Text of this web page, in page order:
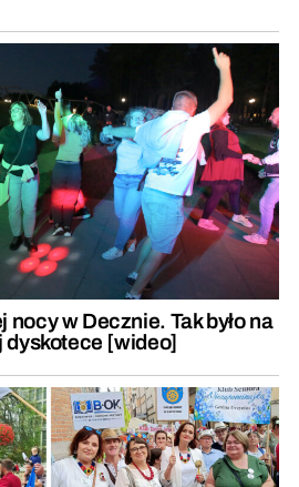
w Decznie. Tak było na
[wideo]